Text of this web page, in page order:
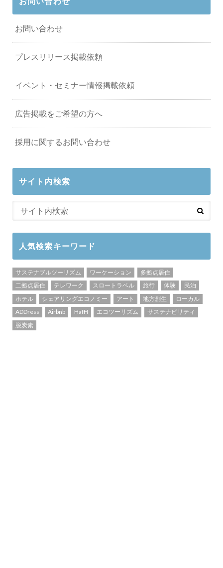
お問い合わせ
プレスリリース掲載依頼
イベント・セミナー情報掲載依頼
広告掲載をご希望の方へ
採用に関するお問い合わせ
サイト内検索
人気検索キーワード
サステナブルツーリズム ワーケーション
多拠点居住
二拠点居住
テレワーク スロートラベル 旅行 体験
民泊
ホテル
シェアリングエコノミー アート 地方創生
ローカル
ADDress
Airbnb HafH エコツーリズム
サステナビリティ
脱炭素